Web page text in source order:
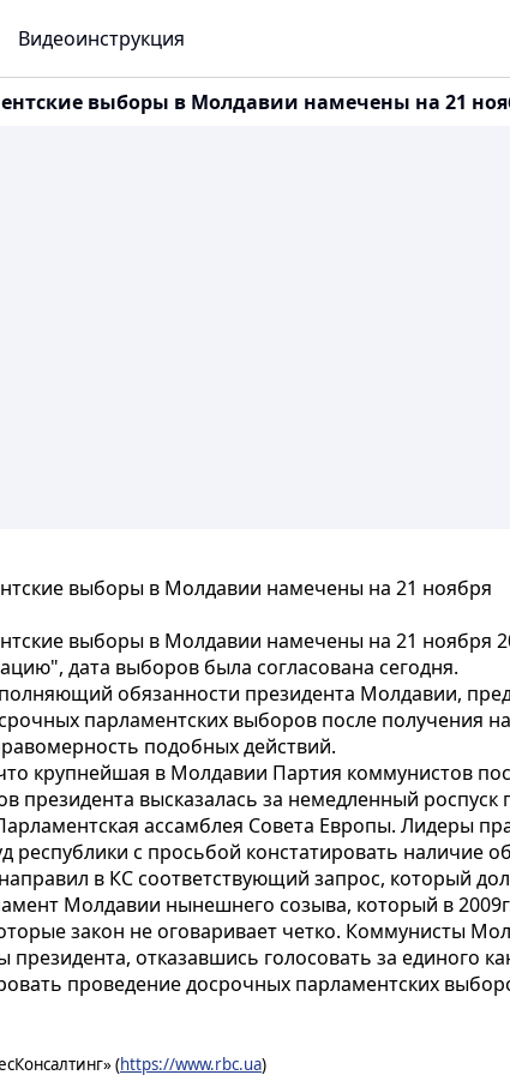
Видеоинструкция
выборы в Молдавии намечены на 21
выборы в Молдавии намечены на 21 ноября
выборы в Молдавии намечены на 21 ноября
дата выборов была согласована сегодня.
обязанности президента Молдавии,
парламентских выборов после получения
подобных действий.
крупнейшая в Молдавии Партия коммунистов
президента высказалась за немедленный
ассамблея Совета Европы. Лидеры
республики с просьбой констатировать
в КС соответствующий запрос, который
Молдавии нынешнего созыва, который в
закон не оговаривает четко. Коммунисты
отказавшись голосовать за единого
проведение досрочных парламентских
(https://www.rbc.ua)